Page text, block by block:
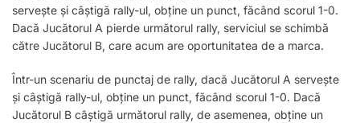
servește și câștigă rally-ul, obține un punct, făcând scorul 1-0.
Dacă Jucătorul A pierde următorul rally, serviciul se schimbă
către Jucătorul B, care acum are oportunitatea de a marca.
Într-un scenariu de punctaj de rally, dacă Jucătorul A servește
și câștigă rally-ul, obține un punct, făcând scorul 1-0. Dacă
Jucătorul B câștigă următorul rally, de asemenea, obține un